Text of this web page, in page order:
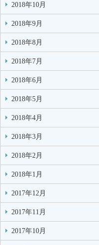
2018年10月
2018年9月
2018年8月
2018年7月
2018年6月
2018年5月
2018年4月
2018年3月
2018年2月
2018年1月
2017年12月
2017年11月
2017年10月